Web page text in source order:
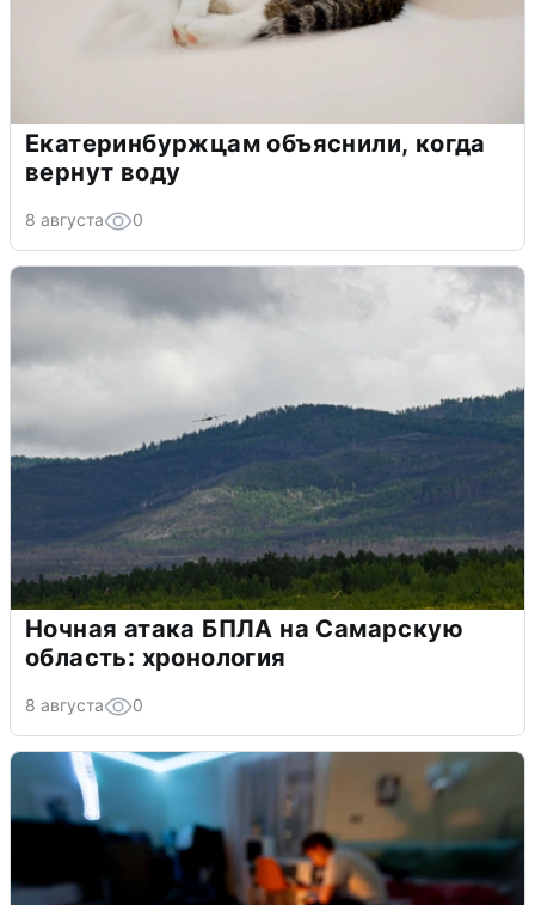
Екатеринбуржцам объяснили, когда
вернут воду
8 августа 0
Ночная атака БПЛА на Самарскую
область: хронология
8 августа 0